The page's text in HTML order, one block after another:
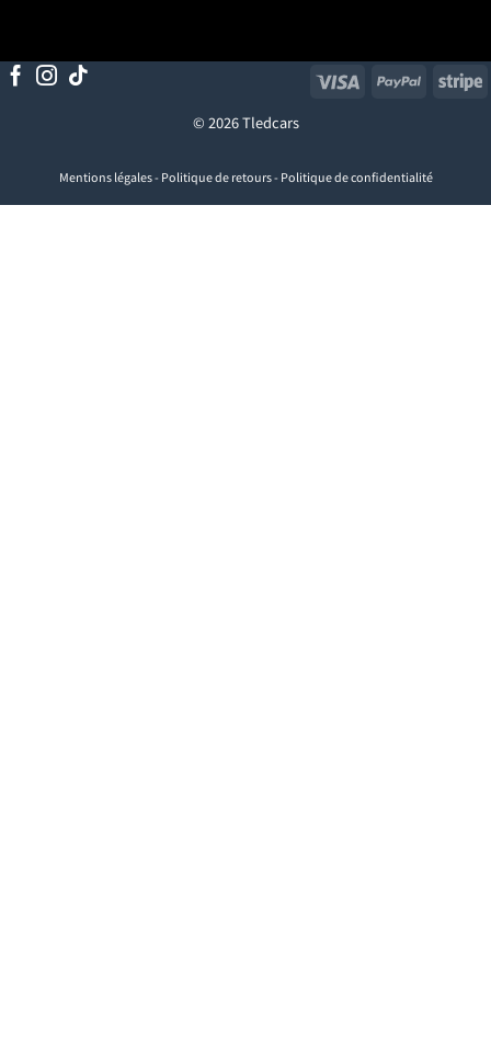
© 2026 Tledcars
Visa PayPal
Mentions légales- Politique de retours- Politique de confidentialité